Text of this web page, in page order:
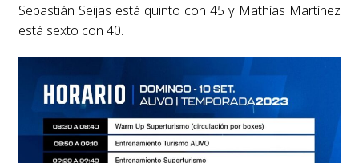
Sebastián Seijas está quinto con 45 y Mathías Martínez
está sexto con 40.